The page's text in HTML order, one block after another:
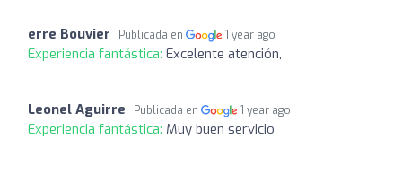
erre Bouvier Publicada en 1 year ago
Experiencia fantástica: Excelente atención,
Leonel Aguirre Publicada en 1 year ago
Experiencia fantástica: Muy buen servicio